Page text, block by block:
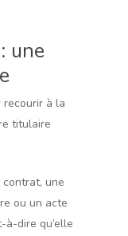
une
recourir à la
titulaire
une
ou un acte
à-dire qu’elle